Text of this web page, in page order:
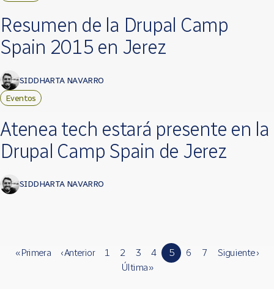
Resumen de la Drupal Camp
Spain 2015 en Jerez
SIDDHARTA NAVARRO
Eventos
Atenea tech estará presente en la
Drupal Camp Spain de Jerez
SIDDHARTA NAVARRO
« Primera ‹ Anterior 1 2 3 4 5 6 7
Siguiente ›
Última »